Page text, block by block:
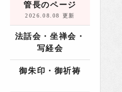
管長のページ
2026.08.08 更新
法話会・坐禅会・
写経会
御朱印・御祈祷